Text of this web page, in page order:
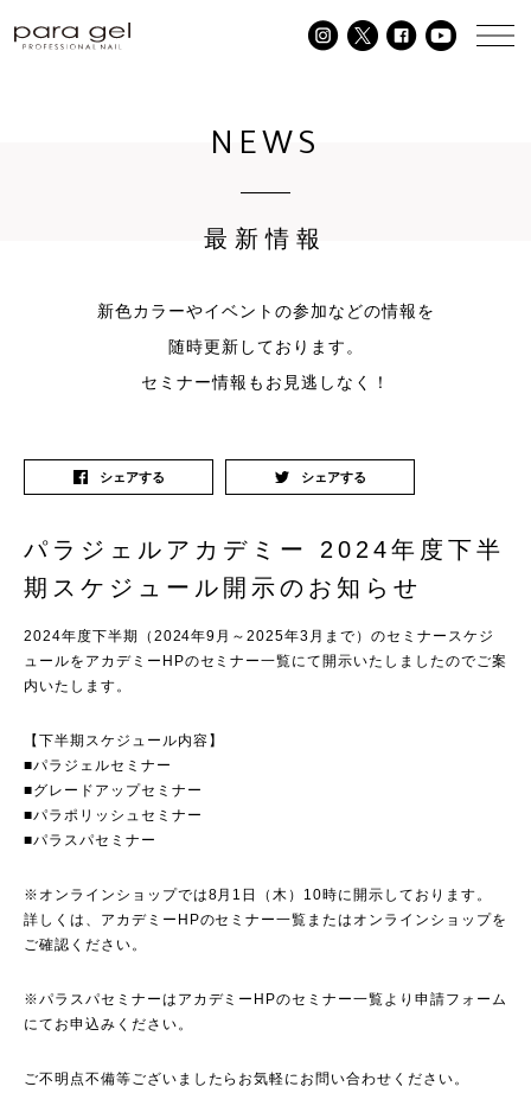
NEWS
最新情報
新色カラーやイベントの参加などの情報を
随時更新しております。
セミナー情報もお見逃しなく！
シェアする シェアする
パラジェルアカデミー 2024年度下半
期スケジュール開示のお知らせ
2024年度下半期（2024年9月～2025年3月まで）のセミナースケジ
ュールをアカデミーHPのセミナー一覧にて開示いたしましたのでご案
内いたします。
【下半期スケジュール内容】
■パラジェルセミナー
■グレードアップセミナー
■パラポリッシュセミナー
■パラスパセミナー
※オンラインショップでは8月1日（木）10時に開示しております。
詳しくは、アカデミーHPのセミナー一覧またはオンラインショップを
ご確認ください。
※パラスパセミナーはアカデミーHPのセミナー一覧より申請フォーム
にてお申込みください。
ご不明点不備等ございましたらお気軽にお問い合わせください。